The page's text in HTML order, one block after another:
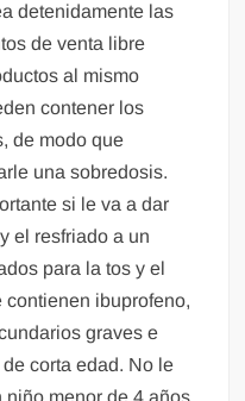
detenidamente las
de venta libre
al mismo
contener los
de modo que
una sobredosis.
si le va a dar
el resfriado a un
para la tos y el
contienen ibuprofeno,
graves e
corta edad. No le